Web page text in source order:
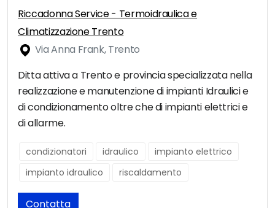
Riccadonna Service - Termoidraulica e
Climatizzazione Trento
Via Anna Frank, Trento
Ditta attiva a Trento e provincia specializzata nella
realizzazione e manutenzione di impianti Idraulici e
di condizionamento oltre che di impianti elettrici e
di allarme.
condizionatori idraulico
impianto elettrico
impianto idraulico
riscaldamento
Contatta